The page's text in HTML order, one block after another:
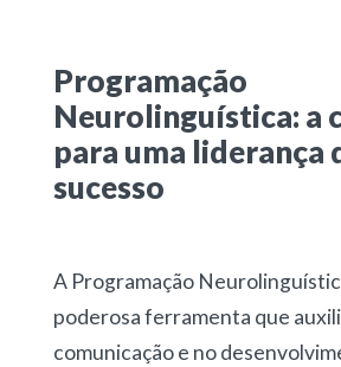
Programação
Neurolinguística: a
para uma liderança
sucesso
A Programação
poderosa ferramenta que
comunicação e no